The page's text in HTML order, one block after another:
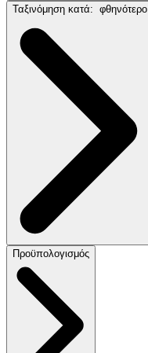
Ταξινόμηση κατά: φθηνότερο
Προϋπολογισμός